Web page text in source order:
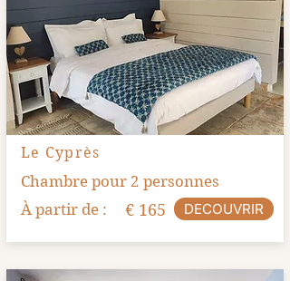
Le Cyprès
Chambre pour 2 personnes
À partir de :
€ 165 DECOUVRIR